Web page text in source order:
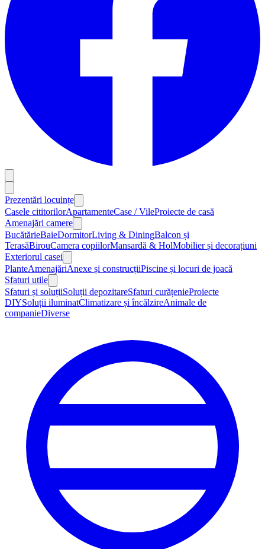
Prezentări locuințe
Casele cititorilorApartamenteCase / VileProiecte de casă
Amenajări camere
BucătărieBaieDormitorLiving & DiningBalcon și
TerasăBirouCamera copiilorMansardă & HolMobilier și decorațiuni
Exteriorul casei
PlanteAmenajăriAnexe și construcțiiPiscine și locuri de joacă
Sfaturi utile
Sfaturi și soluțiiSoluții depozitareSfaturi curățenieProiecte
DIYSoluții iluminatClimatizare și încălzireAnimale de
companieDiverse